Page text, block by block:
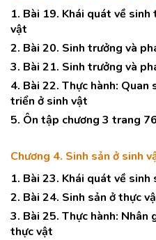
1. Bài 19. Khái quát về
vật
2. Bài 20. Sinh trưởng và
3. Bài 21. Sinh trưởng và
4. Bài 22. Thực hành:
triển ở sinh vật
5. Ôn tập chương 3 trang
Chương 4. Sinh sản ở sinh
1. Bài 23. Khái quát về sinh
2. Bài 24. Sinh sản ở thực
3. Bài 25. Thực hành: Nhân
thực vật